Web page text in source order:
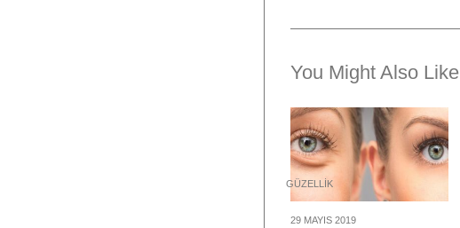
You Might Also Like
GÜZELLIK
29 MAYIS 2019